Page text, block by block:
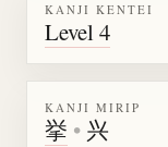
KANJI KENTEI
Level 4
KANJI MIRIP
挙 • 兴